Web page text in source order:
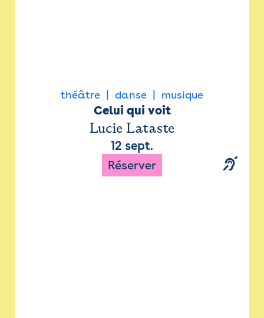
théâtre danse musique
Celui qui voit
Lucie Lataste
12 sept.
Réserver